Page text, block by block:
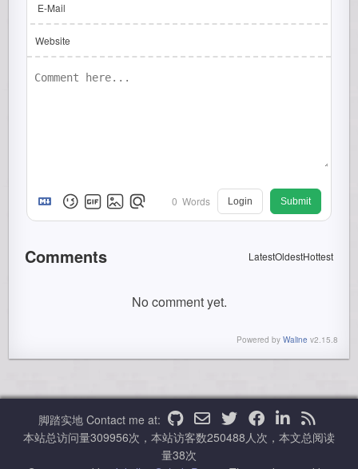
E-Mail
Website
0 Words Login Submit
Comments LatestOldestHottest
No comment yet.
Powered by Waline v2.15.8
脚踏实地 Contact me at:
本站总访问量309956次，本站访客数250488人次，本文总阅读
量38次